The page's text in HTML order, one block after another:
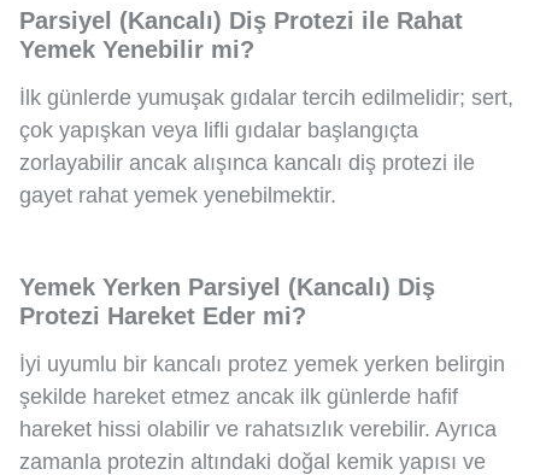
Parsiyel (Kancalı) Diş Protezi ile Rahat
Yemek Yenebilir mi?
İlk günlerde yumuşak gıdalar tercih edilmelidir; sert,
çok yapışkan veya lifli gıdalar başlangıçta
zorlayabilir ancak alışınca kancalı diş protezi ile
gayet rahat yemek yenebilmektir.
Yemek Yerken Parsiyel (Kancalı) Diş
Protezi Hareket Eder mi?
İyi uyumlu bir kancalı protez yemek yerken belirgin
şekilde hareket etmez ancak ilk günlerde hafif
hareket hissi olabilir ve rahatsızlık verebilir. Ayrıca
zamanla protezin altındaki doğal kemik yapısı ve